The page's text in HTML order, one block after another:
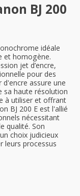
BJ 200
idéale
et homogène.
jet d’encre,
pour des
assure une
sa haute résolution
à utiliser et offrant
BJ 200 E est l'allié
nécessitant
qualité. Son
choix judicieux
leurs processus